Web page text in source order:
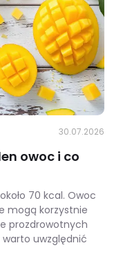
30.07.2026
owoc i co
70 kcal. Owoc
mogą korzystnie
prozdrowotnych
warto uwzględnić